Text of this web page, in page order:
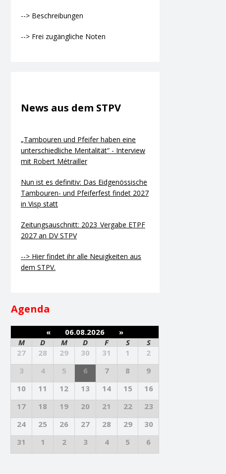
--> Beschreibungen
--> Frei zugängliche Noten
News aus dem STPV
„Tambouren und Pfeifer haben eine
unterschiedliche Mentalität“ - Interview
mit Robert Métrailler
Nun ist es definitiv: Das Eidgenössische
Tambouren- und Pfeiferfest findet 2027
in Visp statt
Zeitungsauschnitt: 2023_Vergabe ETPF
2027 an DV STPV
--> Hier findet ihr alle Neuigkeiten aus
dem STPV.
Agenda
« 06.08.2026
»
M
D M D F S
S
27
28 29 30 31 1
2
3
4 5 6 7 8
9
10
11 12 13 14 15
16
17
18 19 20 21 22
23
24
25 26 27 28 29
30
31
1 2 3 4 5 6